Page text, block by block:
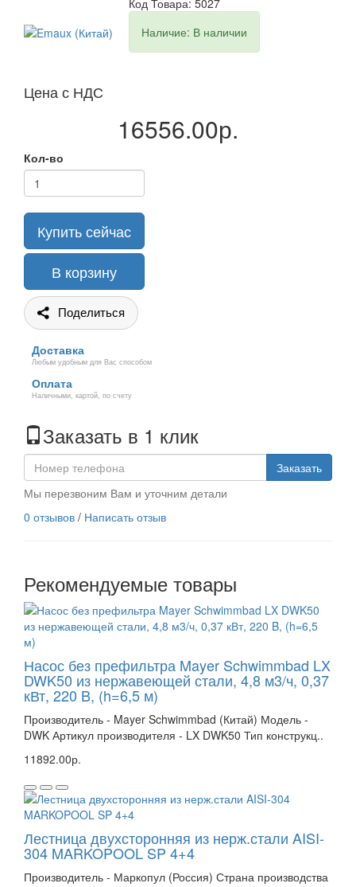
Наличие: В наличии
Цена с НДС
16556.00р.
Кол-во
Купить сейчас
В корзину
Поделиться
Доставка
Любым удобным для Вас способом
Оплата
Наличными, картой, по счету
Заказать в 1 клик
Заказать
Мы перезвоним Вам и уточним детали
0 отзывов / Написать отзыв
Рекомендуемые товары
Насос без префильтра Mayer Schwimmbad LX
DWK50 из нержавеющей стали, 4,8 м3/ч, 0,37
кВт, 220 B, (h=6,5 м)
Производитель - Mayer Schwimmbad (Китай) Модель -
DWK Артикул производителя - LX DWK50 Тип конструкц..
11892.00р.
Лестница двухсторонняя из нерж.стали AISI-
304 MARKOPOOL SP 4+4
Производитель - Маркопул (Россия) Страна производства